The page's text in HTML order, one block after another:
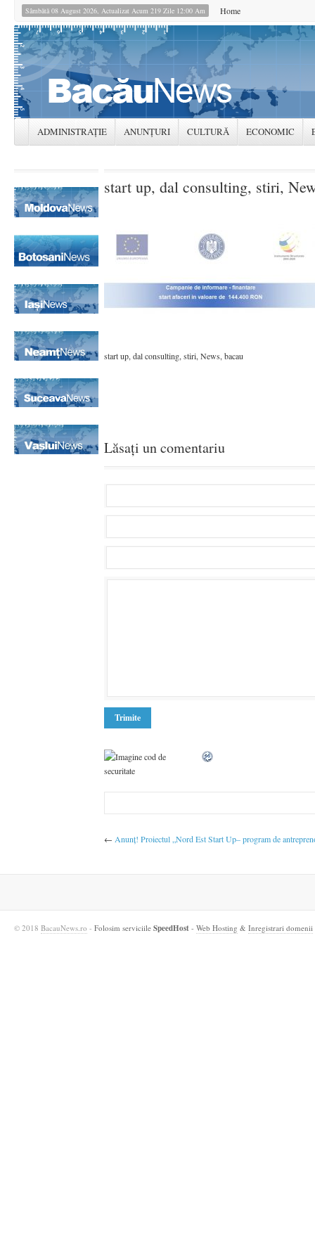
Sâmbătă 08 August 2026, Actualizat Acum 219 Zile 12:00 Am Home
ADMINISTRAȚIE ANUNȚURI CULTURĂ ECONOMIC
start up, dal consulting, stiri,
start up, dal consulting, stiri, News, bacau
Lăsați un comentariu
← Anunț! Proiectul „Nord Est Start Up– program de
© 2018 BacauNews.ro - Folosim serviciile SpeedHost - Web Hosting & Inregistrari domenii